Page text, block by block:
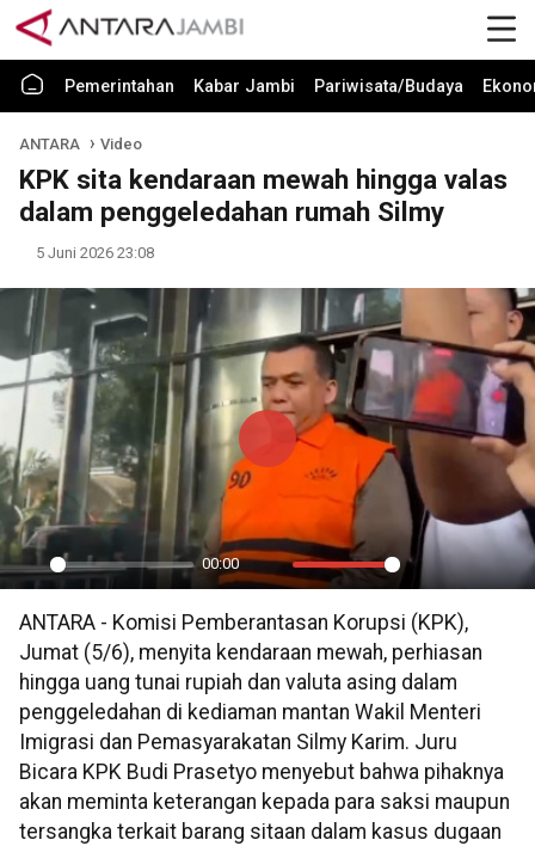
Pemerintahan Kabar Jambi Pariwisata/Budaya
ANTARA Video
KPK sita kendaraan mewah hingga valas
dalam penggeledahan rumah Silmy
5 Juni 2026 23:08
Play
00:00
Mute Settings
PIP
Play
ANTARA - Komisi Pemberantasan Korupsi (KPK),
Jumat (5/6), menyita kendaraan mewah, perhiasan
hingga uang tunai rupiah dan valuta asing dalam
penggeledahan di kediaman mantan Wakil Menteri
Imigrasi dan Pemasyarakatan Silmy Karim. Juru
Bicara KPK Budi Prasetyo menyebut bahwa pihaknya
akan meminta keterangan kepada para saksi maupun
tersangka terkait barang sitaan dalam kasus dugaan